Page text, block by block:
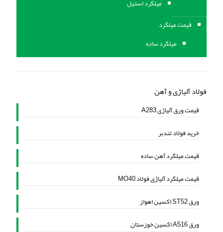
میلگرد استیل
قیمت میلگرد
میلگرد ساده
فولاد آلیاژی و آهن
قیمت ورق آلیاژی A283
خرید فولاد تندبر
قیمت میلگرد آهن ساده
قیمت میلگرد آلیاژی فولاد MO40
ورق ST52 اکسین اهواز
ورق A516 اکسین خوزستان